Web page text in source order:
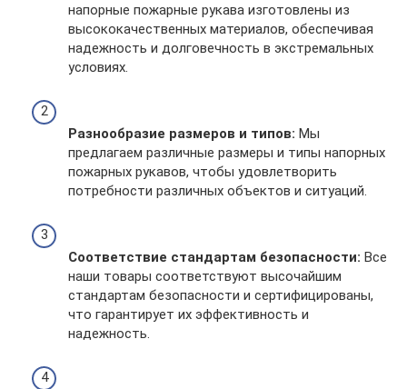
напорные пожарные рукава изготовлены из
высококачественных материалов, обеспечивая
надежность и долговечность в экстремальных
условиях.
Разнообразие размеров и типов: Мы
предлагаем различные размеры и типы напорных
пожарных рукавов, чтобы удовлетворить
потребности различных объектов и ситуаций.
Соответствие стандартам безопасности: Все
наши товары соответствуют высочайшим
стандартам безопасности и сертифицированы,
что гарантирует их эффективность и
надежность.